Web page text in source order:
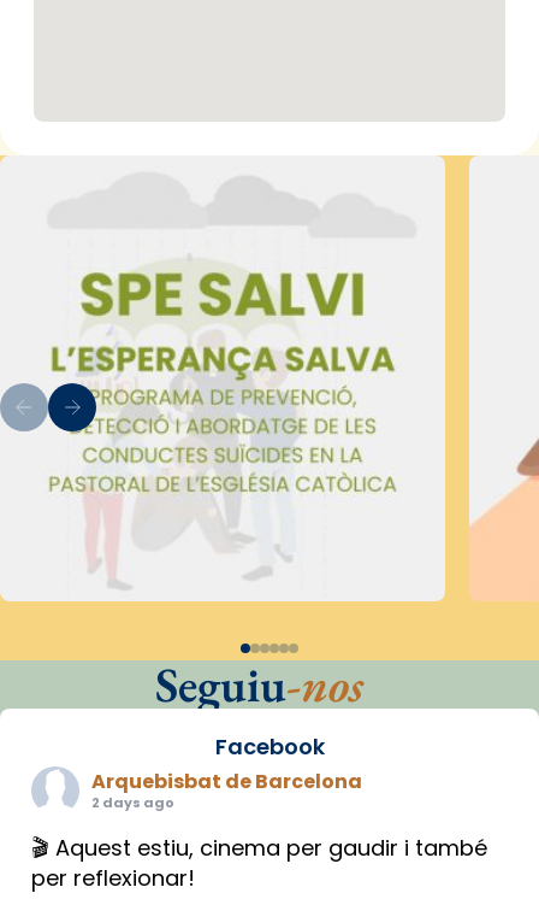
Seguiu-nos
Facebook
Arquebisbat de Barcelona
2 days ago
🎬 Aquest estiu, cinema per gaudir i també
per reflexionar!